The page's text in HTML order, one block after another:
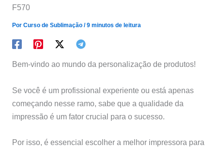
F570
PorCurso de Sublimação/9 minutos de leitura
Bem-vindo ao mundo da personalização de produtos!
Se você é um profissional experiente ou está apenas
começando nesse ramo, sabe que a qualidade da
impressão é um fator crucial para o sucesso.
Por isso, é essencial escolher a melhor impressora para